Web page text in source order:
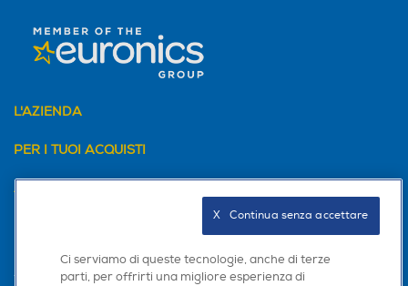
L'AZIENDA
PER I TUOI ACQUISTI
AREA CLIENTI
Ci serviamo di queste tecnologie, anche di terze
parti, per offrirti una migliore esperienza di
X   Continua senza accettare